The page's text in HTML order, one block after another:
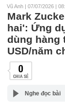
Vũ Anh | 07/07/2026 |
Mark
hai': Ứng
dùng hàng
USD/năm
0
CHIA SẺ
Nghe đọc bài